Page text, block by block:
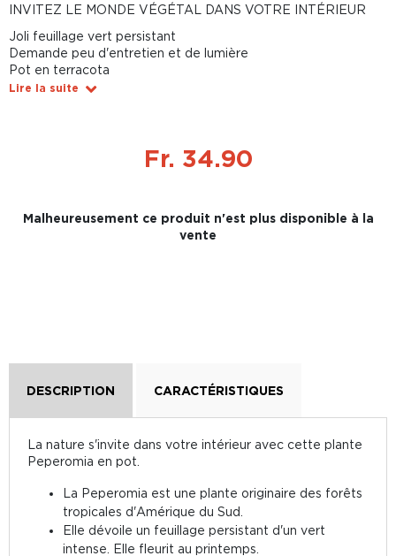
INVITEZ LE MONDE VÉGÉTAL DANS VOTRE INTÉRIEUR
Joli feuillage vert persistant
Demande peu d'entretien et de lumière
Pot en terracota
Lire la suite
Fr. 34.90
Malheureusement ce produit n'est plus disponible à la
vente
DESCRIPTION CARACTÉRISTIQUES
La nature s'invite dans votre intérieur avec cette plante
Peperomia en pot.
La Peperomia est une plante originaire des forêts
tropicales d'Amérique du Sud.
Elle dévoile un feuillage persistant d'un vert
intense. Elle fleurit au printemps.